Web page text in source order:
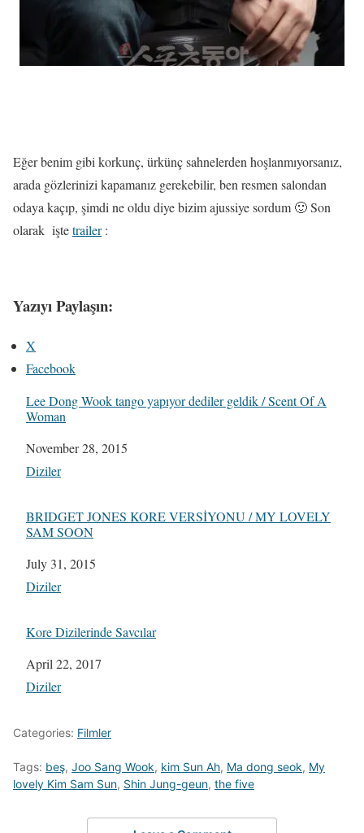
Eğer benim gibi korkunç, ürkünç sahnelerden hoşlanmıyorsanız,
arada gözlerinizi kapamanız gerekebilir, ben resmen salondan
odaya kaçıp, şimdi ne oldu diye bizim ajussiye sordum 🙂 Son
olarak iştetrailer:
Yazıyı Paylaşın:
X
Facebook
Lee Dong Wook tango yapıyor dediler geldik / Scent Of A
Woman
Date
November 28, 2015
In relation to
Diziler
BRIDGET JONES KORE VERSİYONU / MY LOVELY
SAM SOON
Date
July 31, 2015
In relation to
Diziler
Kore Dizilerinde Savcılar
Date
April 22, 2017
In relation to
Diziler
Categories: Filmler
Tags: beş, Joo Sang Wook, kim Sun Ah, Ma dong seok, My
lovely Kim Sam Sun, Shin Jung-geun, the five